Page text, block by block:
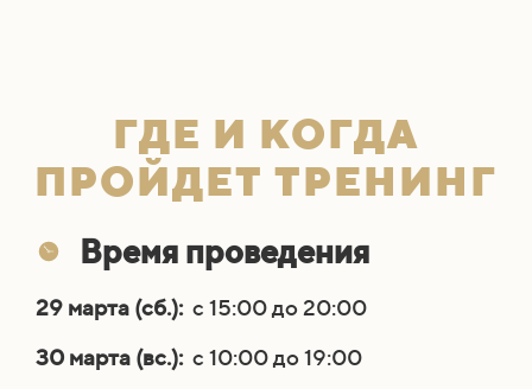
ГДЕ И КОГДА
ПРОЙДЕТ ТРЕНИНГ
Время проведения
29 марта (сб.): с 15:00 до 20:00
30 марта (вс.):с 10:00 до 19:00